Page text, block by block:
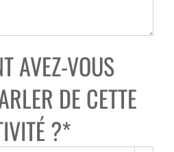
AVEZ-VOUS
DE CETTE
?*